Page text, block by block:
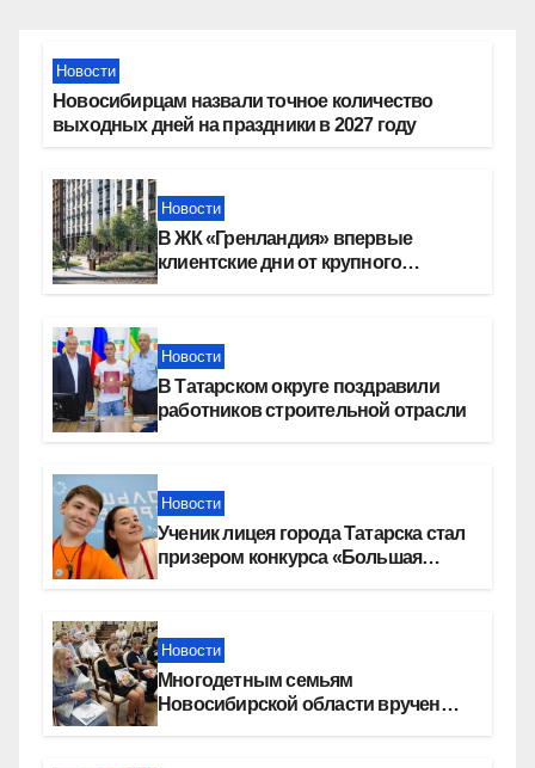
Новости
Новосибирцам назвали точное количество
выходных дней на праздники в 2027 году
Новости
В ЖК «Гренландия» впервые
клиентские дни от крупного
Новости
В Татарском округе поздравили
работников строительной отрасли
Новости
Ученик лицея города Татарска стал
призером конкурса «Большая
Новости
Многодетным семьям
Новосибирской области вручены